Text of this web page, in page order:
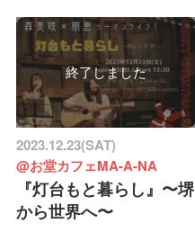
終了しました
2023.12.23(SAT)
@お堂カフェMA-A-NA
『灯台もと暮らし』〜堺
から世界へ〜